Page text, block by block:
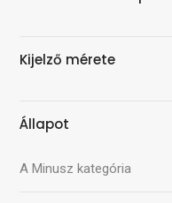
Kijelző mérete
Állapot
A Minusz kategória